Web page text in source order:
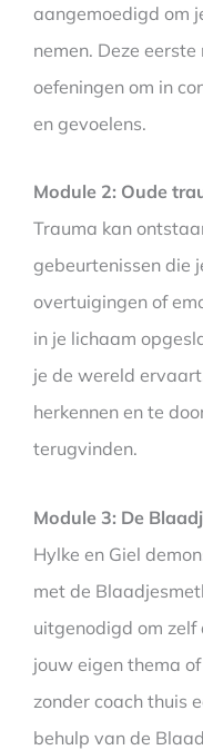
aangemoedigd om
nemen. Deze
oefeningen om in
en gevoelens.
Module 2: Oude
Trauma kan
gebeurtenissen die
overtuigingen of
in je lichaam
je de wereld
herkennen en te
terugvinden.
Module 3: De
Hylke en Giel
met de
uitgenodigd om
jouw eigen thema
zonder coach thuis
behulp van de